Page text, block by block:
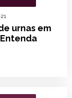
urnas em